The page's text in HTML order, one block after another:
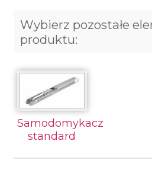
Wybierz pozostałe
produktu:
Samodomykacz
standard